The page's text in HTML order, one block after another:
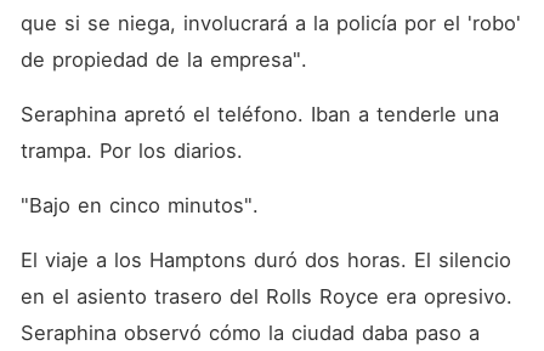
que si se niega, involucrará a la policía por el 'robo'
de propiedad de la empresa".
Seraphina apretó el teléfono. Iban a tenderle una
trampa. Por los diarios.
"Bajo en cinco minutos".
El viaje a los Hamptons duró dos horas. El silencio
en el asiento trasero del Rolls Royce era opresivo.
Seraphina observó cómo la ciudad daba paso a